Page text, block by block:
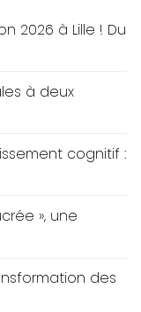
2026 à Lille ! Du
à deux
cognitif :
», une
des